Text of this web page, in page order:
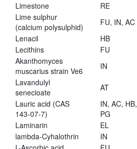
Limestone
RE
Lime sulphur
(calcium polysulphid)
FU, IN, AC
Lenacil
HB
Lecithins
FU
Akanthomyces
muscarius strain Ve6
IN
Lavandulyl
senecioate
AT
Lauric acid (CAS
143-07-7)
IN, AC, HB,
PG
Laminarin
EL
lambda-Cyhalothrin
IN